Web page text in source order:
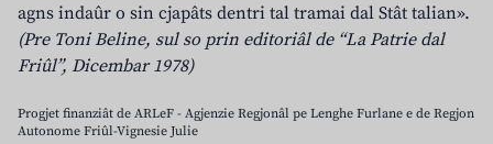
agns indaûr o sin cjapâts dentri tal tramai dal Stât talian».
(Pre Toni Beline, sul so prin editoriâl de “La Patrie dal
Friûl”, Dicembar 1978)
Progjet finanziât de ARLeF - Agjenzie Regjonâl pe Lenghe Furlane e de Regjon
Autonome Friûl-Vignesie Julie